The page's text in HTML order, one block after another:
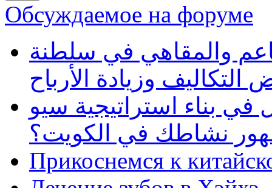
Обсуждаемое на форуме
والمقاهي في سلطنة
وزيادة الأرباح
بناء استراتيجية سيو
نشاطك في الكويت؟
Прикоснемся к